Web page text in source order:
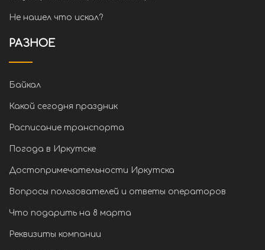
Не нашел что искал?
РАЗНОЕ
Байкал
Какой сегодня праздник
Расписание транспорта
Погода в Иркутске
Достопримечательности Иркутска
Вопросы пользователей и ответы операторов
Что подарить на 8 марта
Реквизиты компании